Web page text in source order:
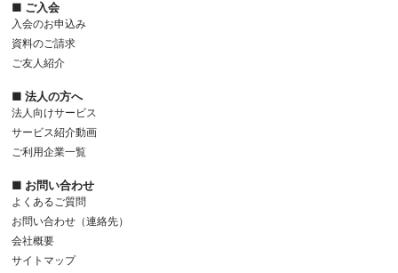
■ ご入会
入会のお申込み
資料のご請求
ご友人紹介
■ 法人の方へ
法人向けサービス
サービス紹介動画
ご利用企業一覧
■ お問い合わせ
よくあるご質問
お問い合わせ（連絡先）
会社概要
サイトマップ